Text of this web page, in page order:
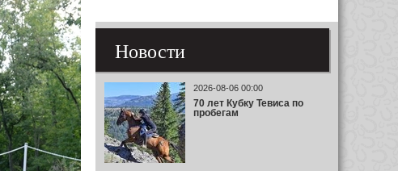
Новости
2026-08-06 00:00
70 лет Кубку Тевиса по
пробегам